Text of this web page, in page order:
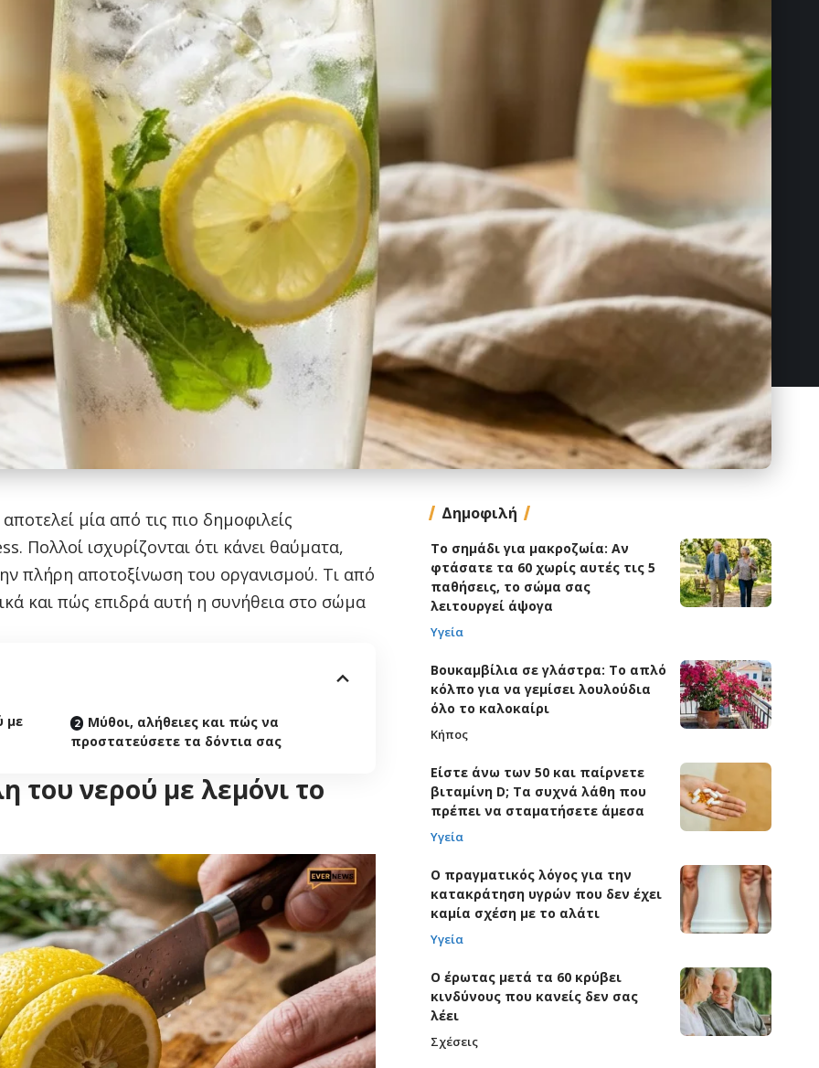
μία από τις πιο δημοφιλείς
Πολλοί ισχυρίζονται ότι κάνει θαύματα,
πλήρη αποτοξίνωση του οργανισμού. Τι από
και πώς επιδρά αυτή η συνήθεια στο σώμα
με
Μύθοι, αλήθειες και πώς να
προστατεύσετε τα δόντια σας
του νερού με λεμόνι το
Δημοφιλή
Το σημάδι για μακροζωία: Αν
φτάσατε τα 60 χωρίς αυτές τις 5
παθήσεις, το σώμα σας
λειτουργεί άψογα
Υγεία
Βουκαμβίλια σε γλάστρα: Το απλό
κόλπο για να γεμίσει λουλούδια
όλο το καλοκαίρι
Κήπος
Είστε άνω των 50 και παίρνετε
βιταμίνη D; Τα συχνά λάθη που
πρέπει να σταματήσετε άμεσα
Υγεία
Ο πραγματικός λόγος για την
κατακράτηση υγρών που δεν έχει
καμία σχέση με το αλάτι
Υγεία
Ο έρωτας μετά τα 60 κρύβει
κινδύνους που κανείς δεν σας
λέει
Σχέσεις